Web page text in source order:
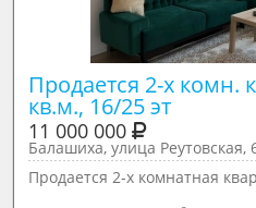
Продается 2-х комн.
кв.м., 16/25 эт
11 000 000
Балашиха, улица Реутовская,
Продается 2-х комнатная